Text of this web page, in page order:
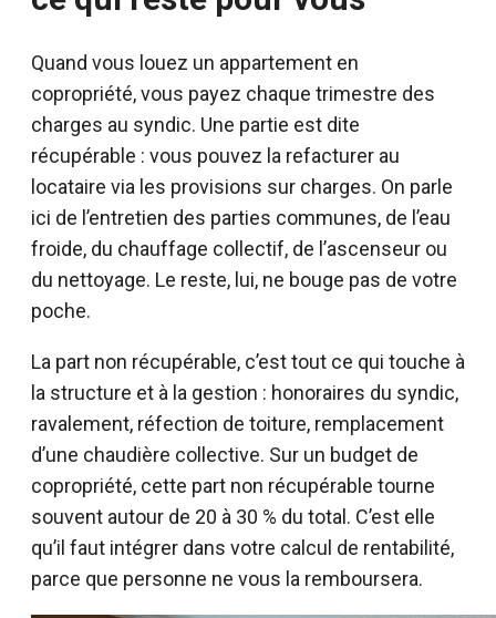
Quand vous louez un appartement en
copropriété, vous payez chaque trimestre des
charges au syndic. Une partie est dite
récupérable : vous pouvez la refacturer au
locataire via les provisions sur charges. On parle
ici de l’entretien des parties communes, de l’eau
froide, du chauffage collectif, de l’ascenseur ou
du nettoyage. Le reste, lui, ne bouge pas de votre
poche.
La part non récupérable, c’est tout ce qui touche à
la structure et à la gestion : honoraires du syndic,
ravalement, réfection de toiture, remplacement
d’une chaudière collective. Sur un budget de
copropriété, cette part non récupérable tourne
souvent autour de 20 à 30 % du total. C’est elle
qu’il faut intégrer dans votre calcul de rentabilité,
parce que personne ne vous la remboursera.